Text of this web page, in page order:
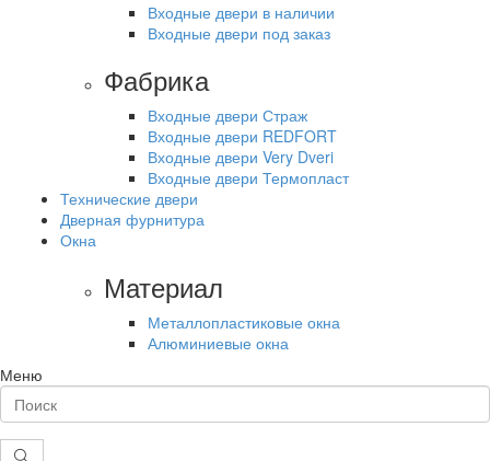
Входные двери в наличии
Входные двери под заказ
Фабрика
Входные двери Страж
Входные двери REDFORT
Входные двери Very Dveri
Входные двери Термопласт
Технические двери
Дверная фурнитура
Окна
Материал
Металлопластиковые окна
Алюминиевые окна
Меню